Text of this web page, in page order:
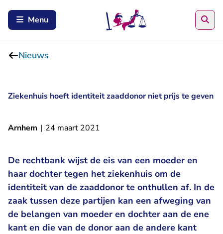
Menu
Nieuws
Ziekenhuis hoeft identiteit zaaddonor niet prijs te geven
Arnhem | 24 maart 2021
De rechtbank wijst de eis van een moeder en
haar dochter tegen het ziekenhuis om de
identiteit van de zaaddonor te onthullen af. In de
zaak tussen deze partijen kan een afweging van
de belangen van moeder en dochter aan de ene
kant en die van de donor aan de andere kant